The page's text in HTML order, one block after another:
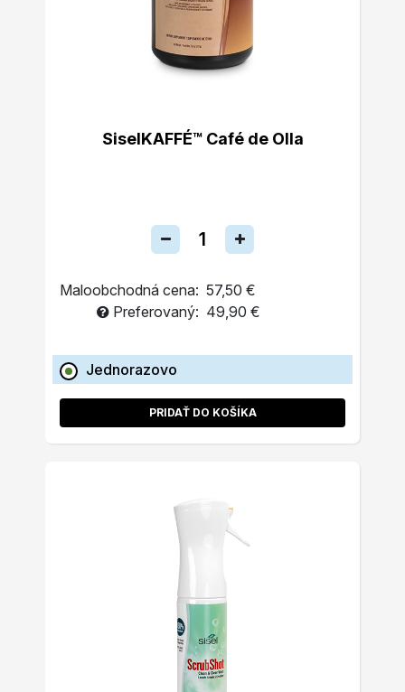
SiselKAFFÉ™ Café de Olla
Maloobchodná cena: 57,50 €
Preferovaný: 49,90 €
Jednorazovo
PRIDAŤ DO KOŠÍKA